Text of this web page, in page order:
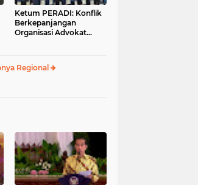
Ketum PERADI: Konflik
Berkepanjangan
Organisasi Advokat
Regional